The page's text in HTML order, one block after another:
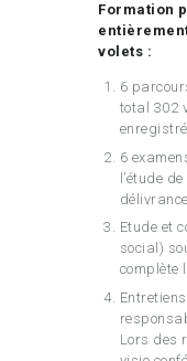
Formation
volets :
6
total 302
6
l’étude
Etude et
social)
complète
Lors des